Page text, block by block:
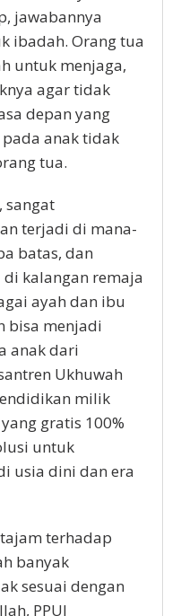
jawabannya
ibadah. Orang tua
untuk menjaga,
agar tidak
depan yang
anak tidak
tua.
sangat
terjadi di mana-
batas, dan
kalangan remaja
ayah dan ibu
bisa menjadi
anak dari
Ukhuwah
milik
gratis 100%
untuk
usia dini dan era
terhadap
banyak
sesuai dengan
PPUI